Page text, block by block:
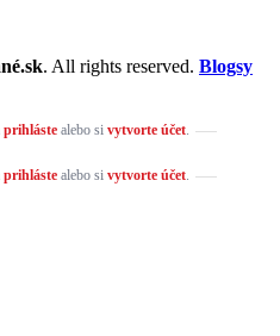
. All rights reserved. Blogsy
prihlástealebo si vytvorte účet.